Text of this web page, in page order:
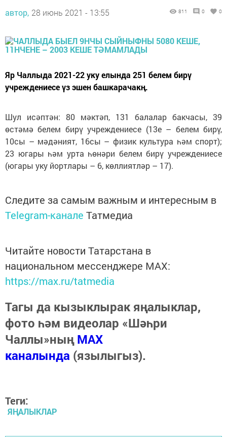
автор, 28 июнь 2021 - 13:55 811 0 0
Яр Чаллыда 2021-22 уку елында 251 белем бирү
учреждениесе үз эшен башкарачакң.
Шул исәптән: 80 мәктәп, 131 балалар бакчасы, 39
өстәмә белем бирү учреждениесе (13е – белем бирү,
10сы – мәдәният, 16сы – физик культура һәм спорт);
23 югары һәм урта һөнәри белем бирү учреждениесе
(югары уку йортлары – 6, көллиятләр – 17).
Следите за самым важным и интересным в
Telegram-канале Татмедиа
Читайте новости Татарстана в
национальном мессенджере MАХ:
https://max.ru/tatmedia
Тагы да кызыклырак яңалыклар,
фото һәм видеолар «Шәһри
Чаллы»ныңMAX
каналында (язылыгыз).
Теги:
ЯҢАЛЫКЛАР